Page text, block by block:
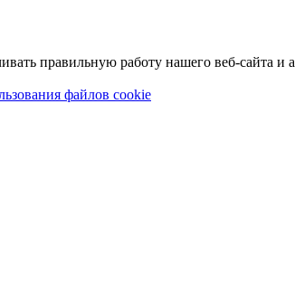
правильную работу нашего веб-сайта и
файлов cookie